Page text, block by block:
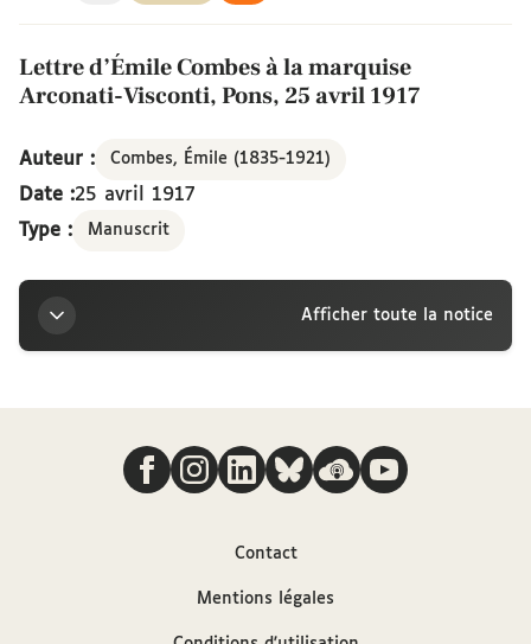
Lettre d’Émile Combes à la marquise
Arconati-Visconti, Pons, 25 avril 1917
Auteur : Combes, Émile (1835-1921)
Date :25 avril 1917
Type :
Manuscrit
Afficher toute la notice
Titre
Lettre d’Émile Combes à la marquise Arconati-
Visconti, Pons, 25 avril 1917
Nous suivre
Contact
Mentions légales